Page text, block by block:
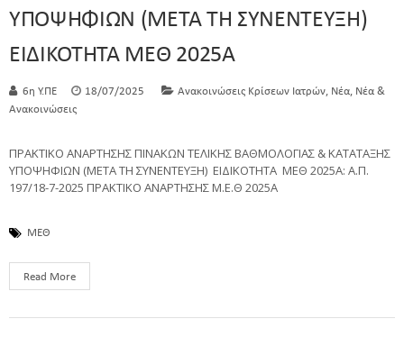
ΥΠΟΨΗΦΙΩΝ (ΜΕΤΑ ΤΗ ΣΥΝΕΝΤΕΥΞΗ)
ΕΙΔΙΚΟΤΗΤΑ ΜΕΘ 2025Α
6η Υ.ΠΕ 18/07/2025 Ανακοινώσεις Κρίσεων Ιατρών, Νέα, Νέα &
Ανακοινώσεις
ΠΡΑΚΤΙΚΟ ΑΝΑΡΤΗΣΗΣ ΠΙΝΑΚΩΝ ΤΕΛΙΚΗΣ ΒΑΘΜΟΛΟΓΙΑΣ & ΚΑΤΑΤΑΞΗΣ
ΥΠΟΨΗΦΙΩΝ (ΜΕΤΑ ΤΗ ΣΥΝΕΝΤΕΥΞΗ) ΕΙΔΙΚΟΤΗΤΑ ΜΕΘ 2025Α: Α.Π.
197/18-7-2025 ΠΡΑΚΤΙΚΟ ΑΝΑΡΤΗΣΗΣ Μ.Ε.Θ 2025Α
ΜΕΘ
Read More